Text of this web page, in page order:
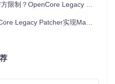
至关重要：
级（中等风险）
（高风险）
OpenCore Legacy Patcher焕新指南
Patcher实现Mac系统升级全指南